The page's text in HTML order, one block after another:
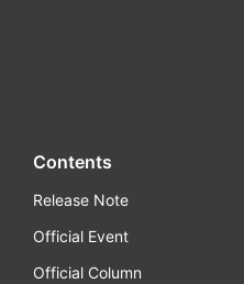
Contents
Release Note
Official Event
Official Column